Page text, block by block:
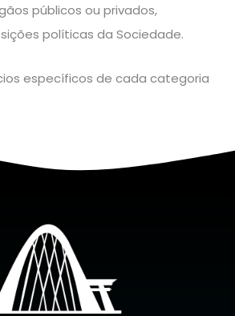
públicos ou privados,
políticas da Sociedade.
específicos de cada categoria